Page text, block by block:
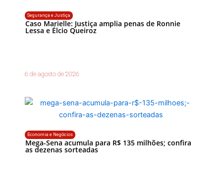
Segurança e Justiça
Caso Marielle: Justiça amplia penas de Ronnie
Lessa e Élcio Queiroz
6 de agosto de 2026
Economia e Negócios
Mega-Sena acumula para R$ 135 milhões; confira
as dezenas sorteadas